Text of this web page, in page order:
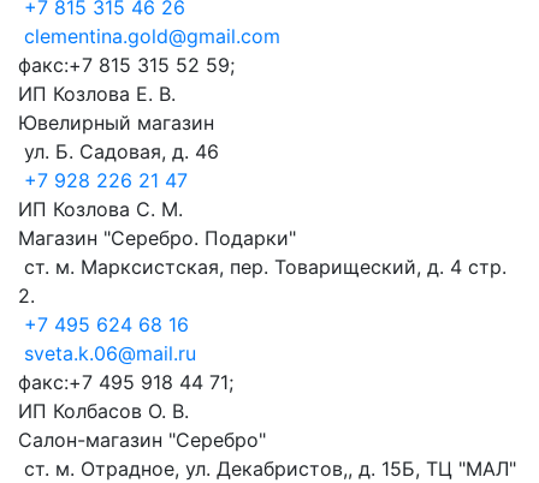
+7 815 315 46 26
сlementina.gold@gmail.com
факс:+7 815 315 52 59;
ИП Козлова Е. В.
Ювелирный магазин
ул. Б. Садовая, д. 46
+7 928 226 21 47
ИП Козлова С. М.
Магазин "Серебро. Подарки"
ст. м. Марксистская, пер. Товарищеский, д. 4 стр.
2.
+7 495 624 68 16
sveta.k.06@mail.ru
факс:+7 495 918 44 71;
ИП Колбасов О. В.
Салон-магазин "Серебро"
ст. м. Отрадное, ул. Декабристов,, д. 15Б, ТЦ "МАЛ"